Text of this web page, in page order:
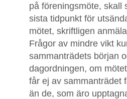
på föreningsmöte, skall
sista tidpunkt för
mötet, skriftligen
Frågor av mindre vikt
sammanträdets början
dagordningen, om
får ej av sammanträdet
än de, som äro